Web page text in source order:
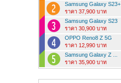
Samsung Galaxy S23+
ราคา 37,900 บาท
Samsung Galaxy S23
ราคา 30,900 บาท
OPPO Reno8 Z 5G
ราคา 12,990 บาท
Samsung Galaxy Z ...
ราคา 35,900 บาท